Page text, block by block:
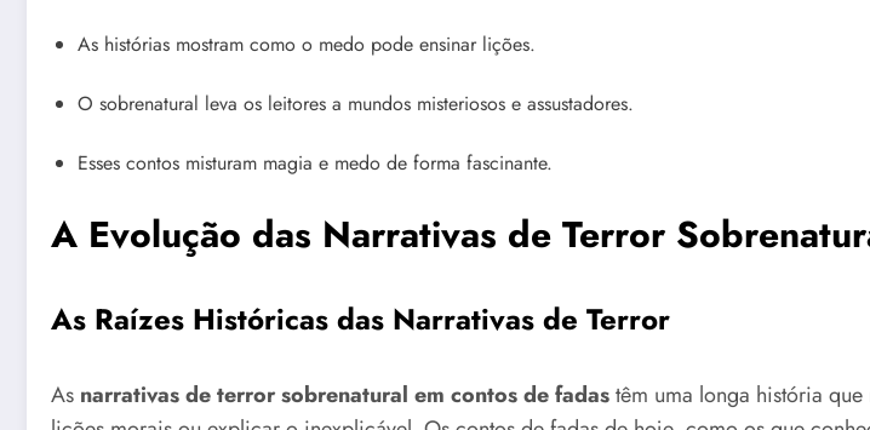
As histórias mostram como o medo pode ensinar lições.
O sobrenatural leva os leitores a mundos misteriosos e assustadores.
Esses contos misturam magia e medo de forma fascinante.
A Evolução das Narrativas de Terror
As Raízes Históricas das Narrativas de Terror
As narrativas de terror sobrenatural em contos de fadastêm uma longa história